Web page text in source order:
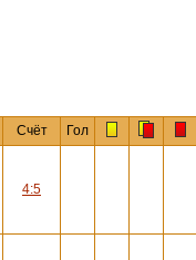
Счёт Гол
4:5